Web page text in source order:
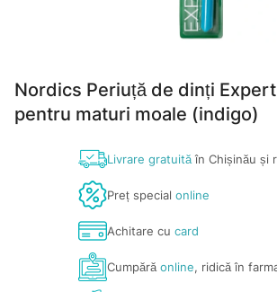
Nordics Periuță de dinți
pentru maturi moale (indigo)
Livrare gratuităîn Chișinău și
Preț special online
Achitare cu card
Cumpărăonline, ridică în